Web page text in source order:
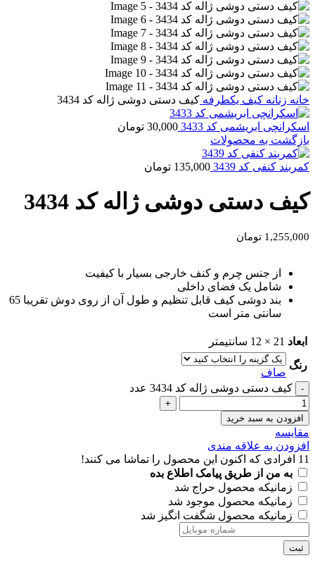
خانه زنانه کیف یکطرفه کیف دستی دوشی ژاله کد 3434
اسکرانچی ابریشمی کد 3433 30,000 تومان
بازگشت به محصولات
کمربند کنفی کد 3439 135,000 تومان
کیف دستی دوشی ژاله کد 3434
1,255,000 تومان
از جنس چرم و کنف خارجی بسیار با کیفیت
شامل یک فضای داخلی
بند دوشی کیف قابل تنظیم و طول آن از روی دوش تقریبا 65
سانتی متر است
ابعاد 21 × 12 سانتیمتر
رنگ
صاف
کیف دستی دوشی ژاله کد 3434 عدد
افزودن به سبد خرید
مقايسه
افزودن به علاقه مندی
11 افرادی که اکنون این محصول را تماشا می کنند!
به من از طریق پیامک اطلاع بده
زمانیکه محصول حراج شد
زمانیکه محصول موجود شد
زمانیکه محصول شگفت انگیز شد
ثبت